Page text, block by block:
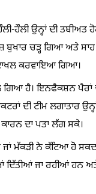
ਹੌਲੀ ਉਨ੍ਹਾਂ ਦੀ ਤਬੀਅਤ
ਚੜ੍ਹ ਗਿਆ ਅਤੇ
ਕਰਵਾਇਆ ਗਿਆ।
ਗਿਆ ਹੈ। ਇਨਫੈਕਸ਼ਨ
ਦੀ ਟੀਮ ਲਗਾਤਾਰ
ਦਾ ਪਤਾ ਲੱਗ ਸਕੇ।
ਜਾਂ ਮੱਕੜੀ ਨੇ ਕੱਟਿਆ ਹੋ
ਜਾ ਰਹੀਆਂ ਹਨ ਅਤੇ